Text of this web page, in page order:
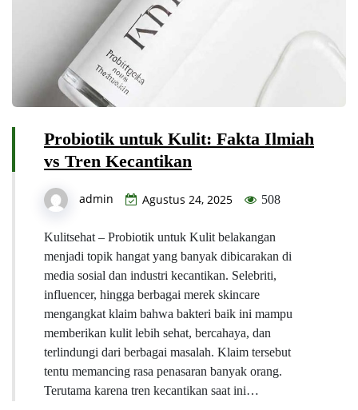
Probiotik untuk Kulit: Fakta Ilmiah
vs Tren Kecantikan
admin Agustus 24, 2025 508
Kulitsehat – Probiotik untuk Kulit belakangan
menjadi topik hangat yang banyak dibicarakan di
media sosial dan industri kecantikan. Selebriti,
influencer, hingga berbagai merek skincare
mengangkat klaim bahwa bakteri baik ini mampu
memberikan kulit lebih sehat, bercahaya, dan
terlindungi dari berbagai masalah. Klaim tersebut
tentu memancing rasa penasaran banyak orang.
Terutama karena tren kecantikan saat ini…